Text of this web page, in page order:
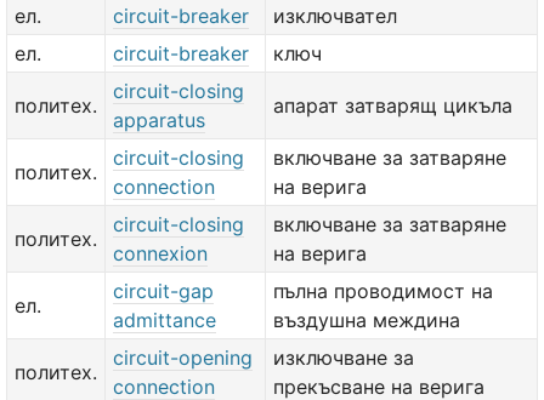
ел.
circuit-breaker
изключвател
ел.
circuit-breaker ключ
политех.
circuit-closing
apparatus
апарат затварящ цикъла
политех.
circuit-closing
connection
включване за затваряне
на верига
политех.
circuit-closing
connexion
включване за затваряне
на верига
ел.
circuit-gap
admittance
пълна проводимост на
въздушна междина
политех.
circuit-opening
connection
изключване за
прекъсване на верига